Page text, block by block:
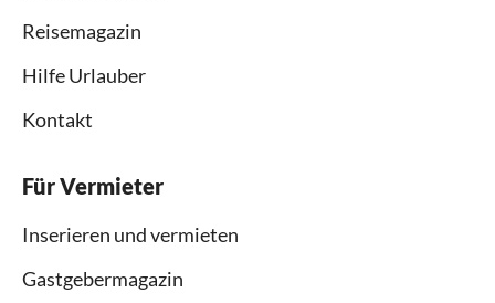
Reisemagazin
Hilfe Urlauber
Kontakt
Für Vermieter
Inserieren und vermieten
Gastgebermagazin